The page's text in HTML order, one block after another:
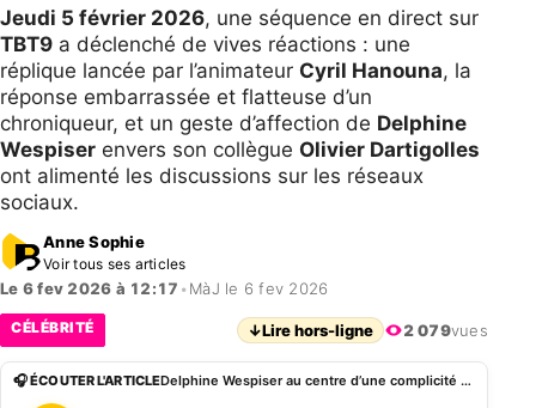
Jeudi 5 février 2026, une séquence en direct sur
TBT9 a déclenché de vives réactions : une
réplique lancée par l’animateur Cyril Hanouna, la
réponse embarrassée et flatteuse d’un
chroniqueur, et un geste d’affection de Delphine
Wespiser envers son collègue Olivier Dartigolles
ont alimenté les discussions sur les réseaux
sociaux.
Anne Sophie
Voir tous ses articles
Le 6 fev 2026 à 12:17 • MàJ le 6 fev 2026
CÉLÉBRITÉ ↓Lire hors-ligne 2 079vues
🎧 ÉCOUTER L'ARTICLE Delphine Wespiser au centre d’une complicité remarquée sur le plateau de TBT9